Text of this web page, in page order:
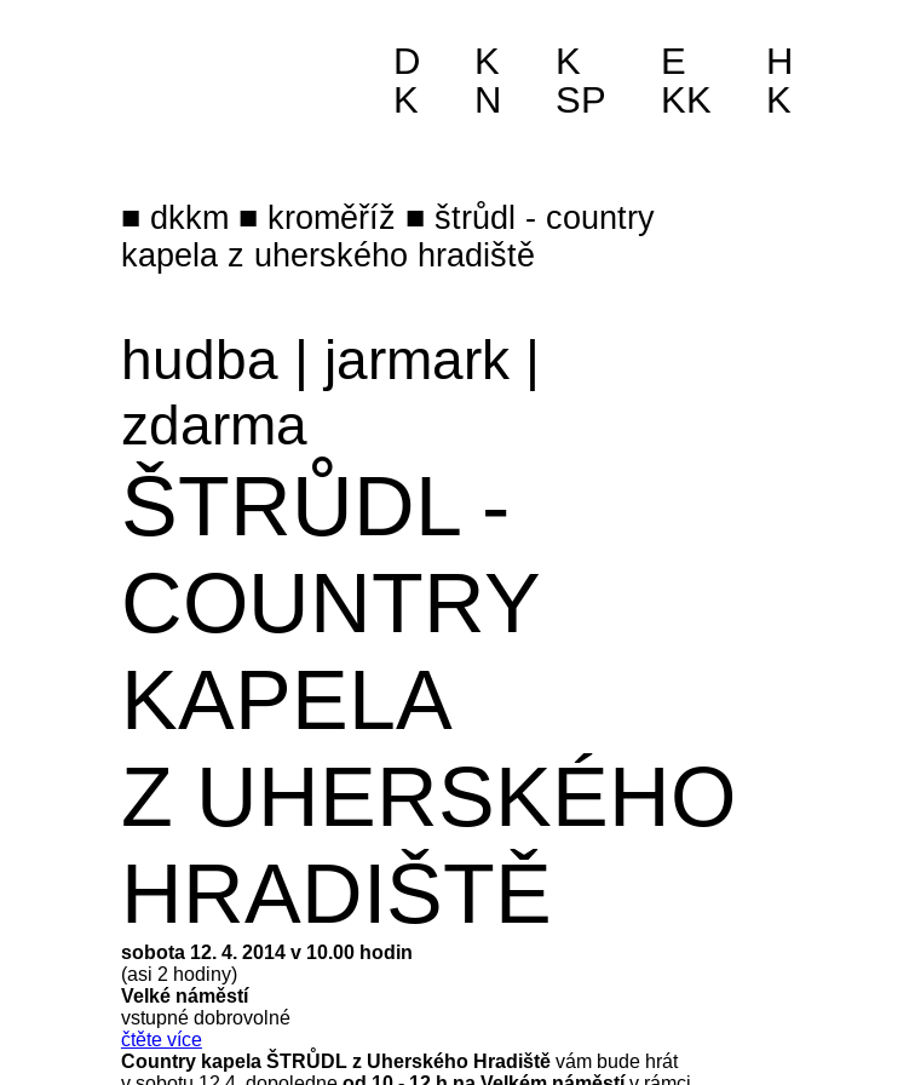
dkkm kroměříž
štrůdl - country
kapela z uherského hradiště
hudba| jarmark|
zdarma
ŠTRŮDL -
COUNTRY
KAPELA
Z UHERSKÉHO
HRADIŠTĚ
sobota 12. 4. 2014 v 10.00 hodin
(asi 2 hodiny)
Velké náměstí
vstupné dobrovolné
čtěte více
Country kapela ŠTRŮDL z Uherského Hradištěvám bude hrát
D
K
K
N
K
SP
E
KK
H
K